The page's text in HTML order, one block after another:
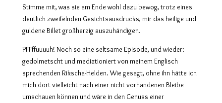
Stimme mit, was sie am Ende wohl dazu bewog, trotz eines
deutlich zweifelnden Gesichtsausdrucks, mir das heilige und
güldene Billet großherzig auszuhändigen.
PFFffuuuuh! Noch so eine seltsame Episode, und wieder:
gedolmetscht und mediationiert von meinem Englisch
sprechenden Rikscha-Helden. Wie gesagt, ohne ihn hätte ich
mich dort vielleicht nach einer nicht vorhandenen Bleibe
umschauen können und wäre in den Genuss einer